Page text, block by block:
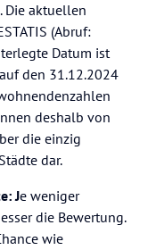
Die aktuellen
(Abruf:
Datum ist
den 31.12.2024
deshalb von
die einzig
dar.
Je weniger
die Bewertung.
wie